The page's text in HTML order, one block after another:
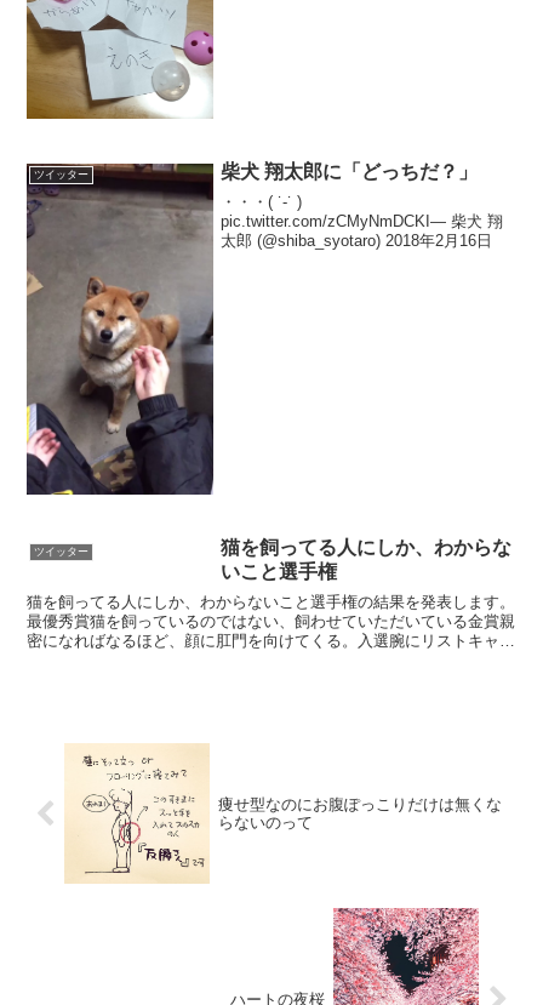
ツイッター 柴犬 翔太郎に「どっちだ？」
・・・( ˙-˙ )
pic.twitter.com/zCMyNmDCKI— 柴犬 翔
太郎 (@shiba_syotaro) 2018年2月16日
ツイッター
猫を飼ってる人にしか、わからな
いこと選手権
猫を飼ってる人にしか、わからないこと選手権の結果を発表します。
最優秀賞猫を飼っているのではない、飼わせていただいている金賞親
密になればなるほど、顔に肛門を向けてくる。入選腕にリストキャッ
痩せ型なのにお腹ぽっこりだけは無くな
らないのって
ハートの夜桜